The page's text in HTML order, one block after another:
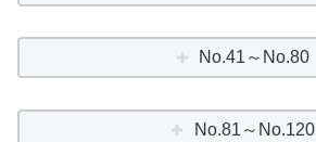
No.41～No.80
No.81～No.120